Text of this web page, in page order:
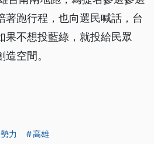
著跑行程，也向選民喊話，台
果不想投藍綠，就投給民眾
空間。
力 高雄